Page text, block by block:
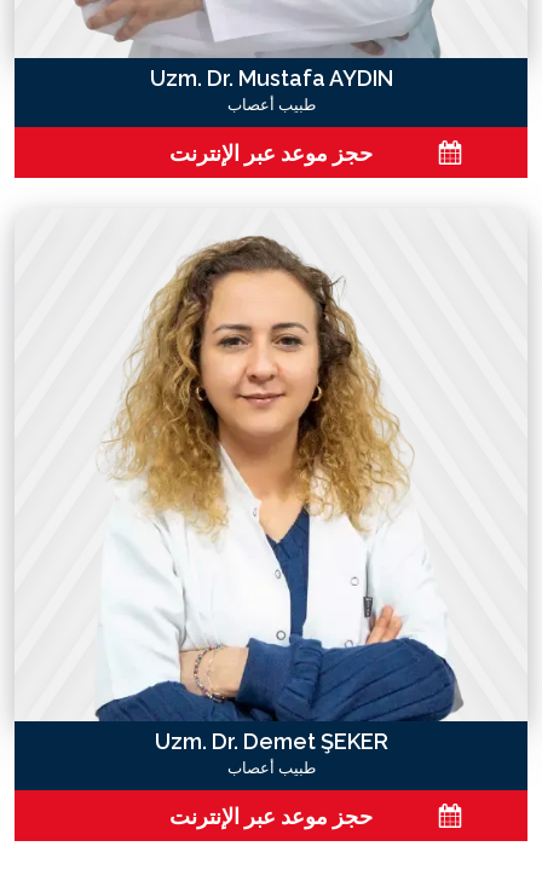
Uzm. Dr. Mustafa AYDIN
طبيب أعصاب
حجز موعد عبر الإنترنت
Uzm. Dr. Demet ŞEKER
طبيب أعصاب
حجز موعد عبر الإنترنت